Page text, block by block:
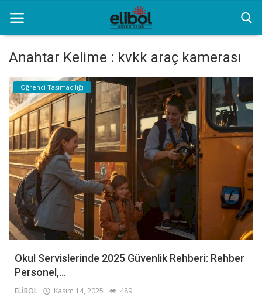
Anasayfa
Hizmet ve Yeniliklerimiz
Özel Transfer Hizmeti
İletişim
Resim Galerisi
Anahtar Kelime : kvkk araç kamerası
Öğrenci Taşımacılığı
Okul Servislerinde 2025 Güvenlik Rehberi: Rehber
Personel,...
ELİBOL Kasım 14, 2025 489